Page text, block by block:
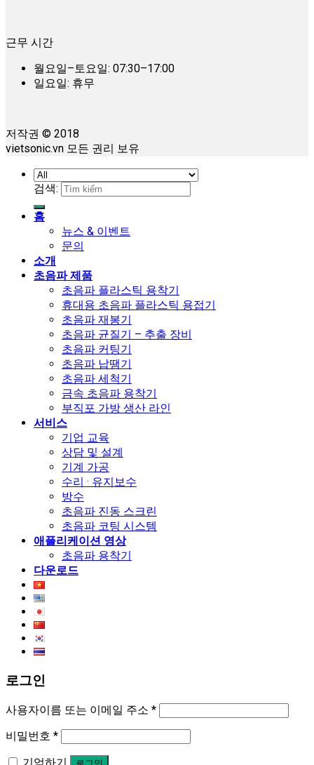
근무 시간
월요일–토요일: 07:30–17:00
일요일: 휴무
저작권 © 2018
vietsonic.vn 모든 권리 보유
검색:
홈
뉴스 & 이벤트
문의
소개
초음파 제품
초음파 플라스틱 용착기
휴대용 초음파 플라스틱 용접기
초음파 재봉기
초음파 균질기 – 추출 장비
초음파 커팅기
초음파 납땜기
초음파 세척기
금속 초음파 용착기
부직포 가방 생산 라인
서비스
기업 교육
상담 및 설계
기계 가공
수리 · 유지보수
방수
초음파 진동 스크린
초음파 코팅 시스템
애플리케이션 영상
초음파 용착기
다운로드
로그인
사용자이름 또는 이메일 주소 *
비밀번호 *